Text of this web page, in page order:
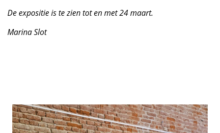
De expositie is te zien tot en met 24 maart.
Marina Slot